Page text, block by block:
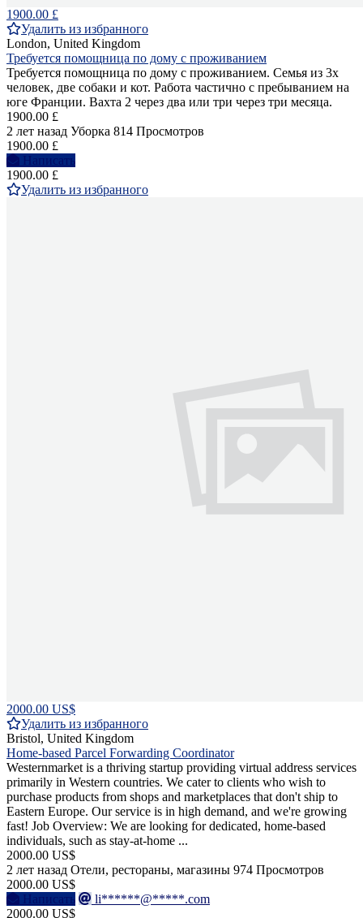
1900.00 £
Удалить из избранного
London, United Kingdom
Требуется помощница по дому с проживанием
Требуется помощница по дому с проживанием. Семья из 3х
человек, две собаки и кот. Работа частично с пребыванием на
юге Франции. Вахта 2 через два или три через три месяца.
1900.00 £
2 лет назад Уборка 814 Просмотров
1900.00 £
Написать
1900.00 £
Удалить из избранного
2000.00 US$
Удалить из избранного
Bristol, United Kingdom
Home-based Parcel Forwarding Coordinator
Westernmarket is a thriving startup providing virtual address services
primarily in Western countries. We cater to clients who wish to
purchase products from shops and marketplaces that don't ship to
Eastern Europe. Our service is in high demand, and we're growing
fast! Job Overview: We are looking for dedicated, home-based
individuals, such as stay-at-home ...
2000.00 US$
2 лет назад Отели, рестораны, магазины 974 Просмотров
2000.00 US$
Написать
li******@*****.com
2000.00 US$